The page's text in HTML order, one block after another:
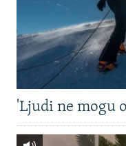
'Ljudi ne mogu